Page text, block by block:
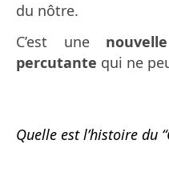
du nôtre.
C’est une
percutante qui ne
Quelle est l’histoire du